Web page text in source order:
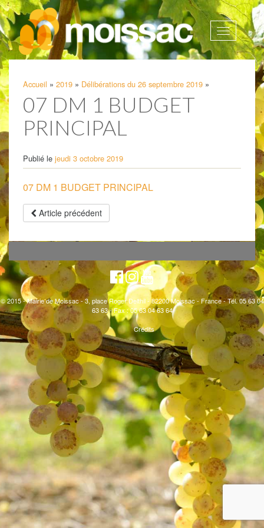
Afficher
la
Accueil » 2019 » Délibérations du 26 septembre 2019 »
07 DM 1 BUDGET
PRINCIPAL
Publié le jeudi 3 octobre 2019
07 DM 1 BUDGET PRINCIPAL
Article précédent
© 2015 - Mairie de Moissac - 3, place Roger Delthil - 82200 Moissac - France - Tél. 05 63 04
63 63 - Fax : 05 63 04 63 64
Crédits